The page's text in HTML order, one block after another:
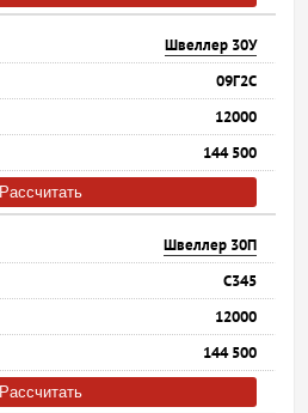
Швеллер 30У
09Г2С
12000
144 500
Рассчитать
Швеллер 30П
С345
12000
144 500
Рассчитать